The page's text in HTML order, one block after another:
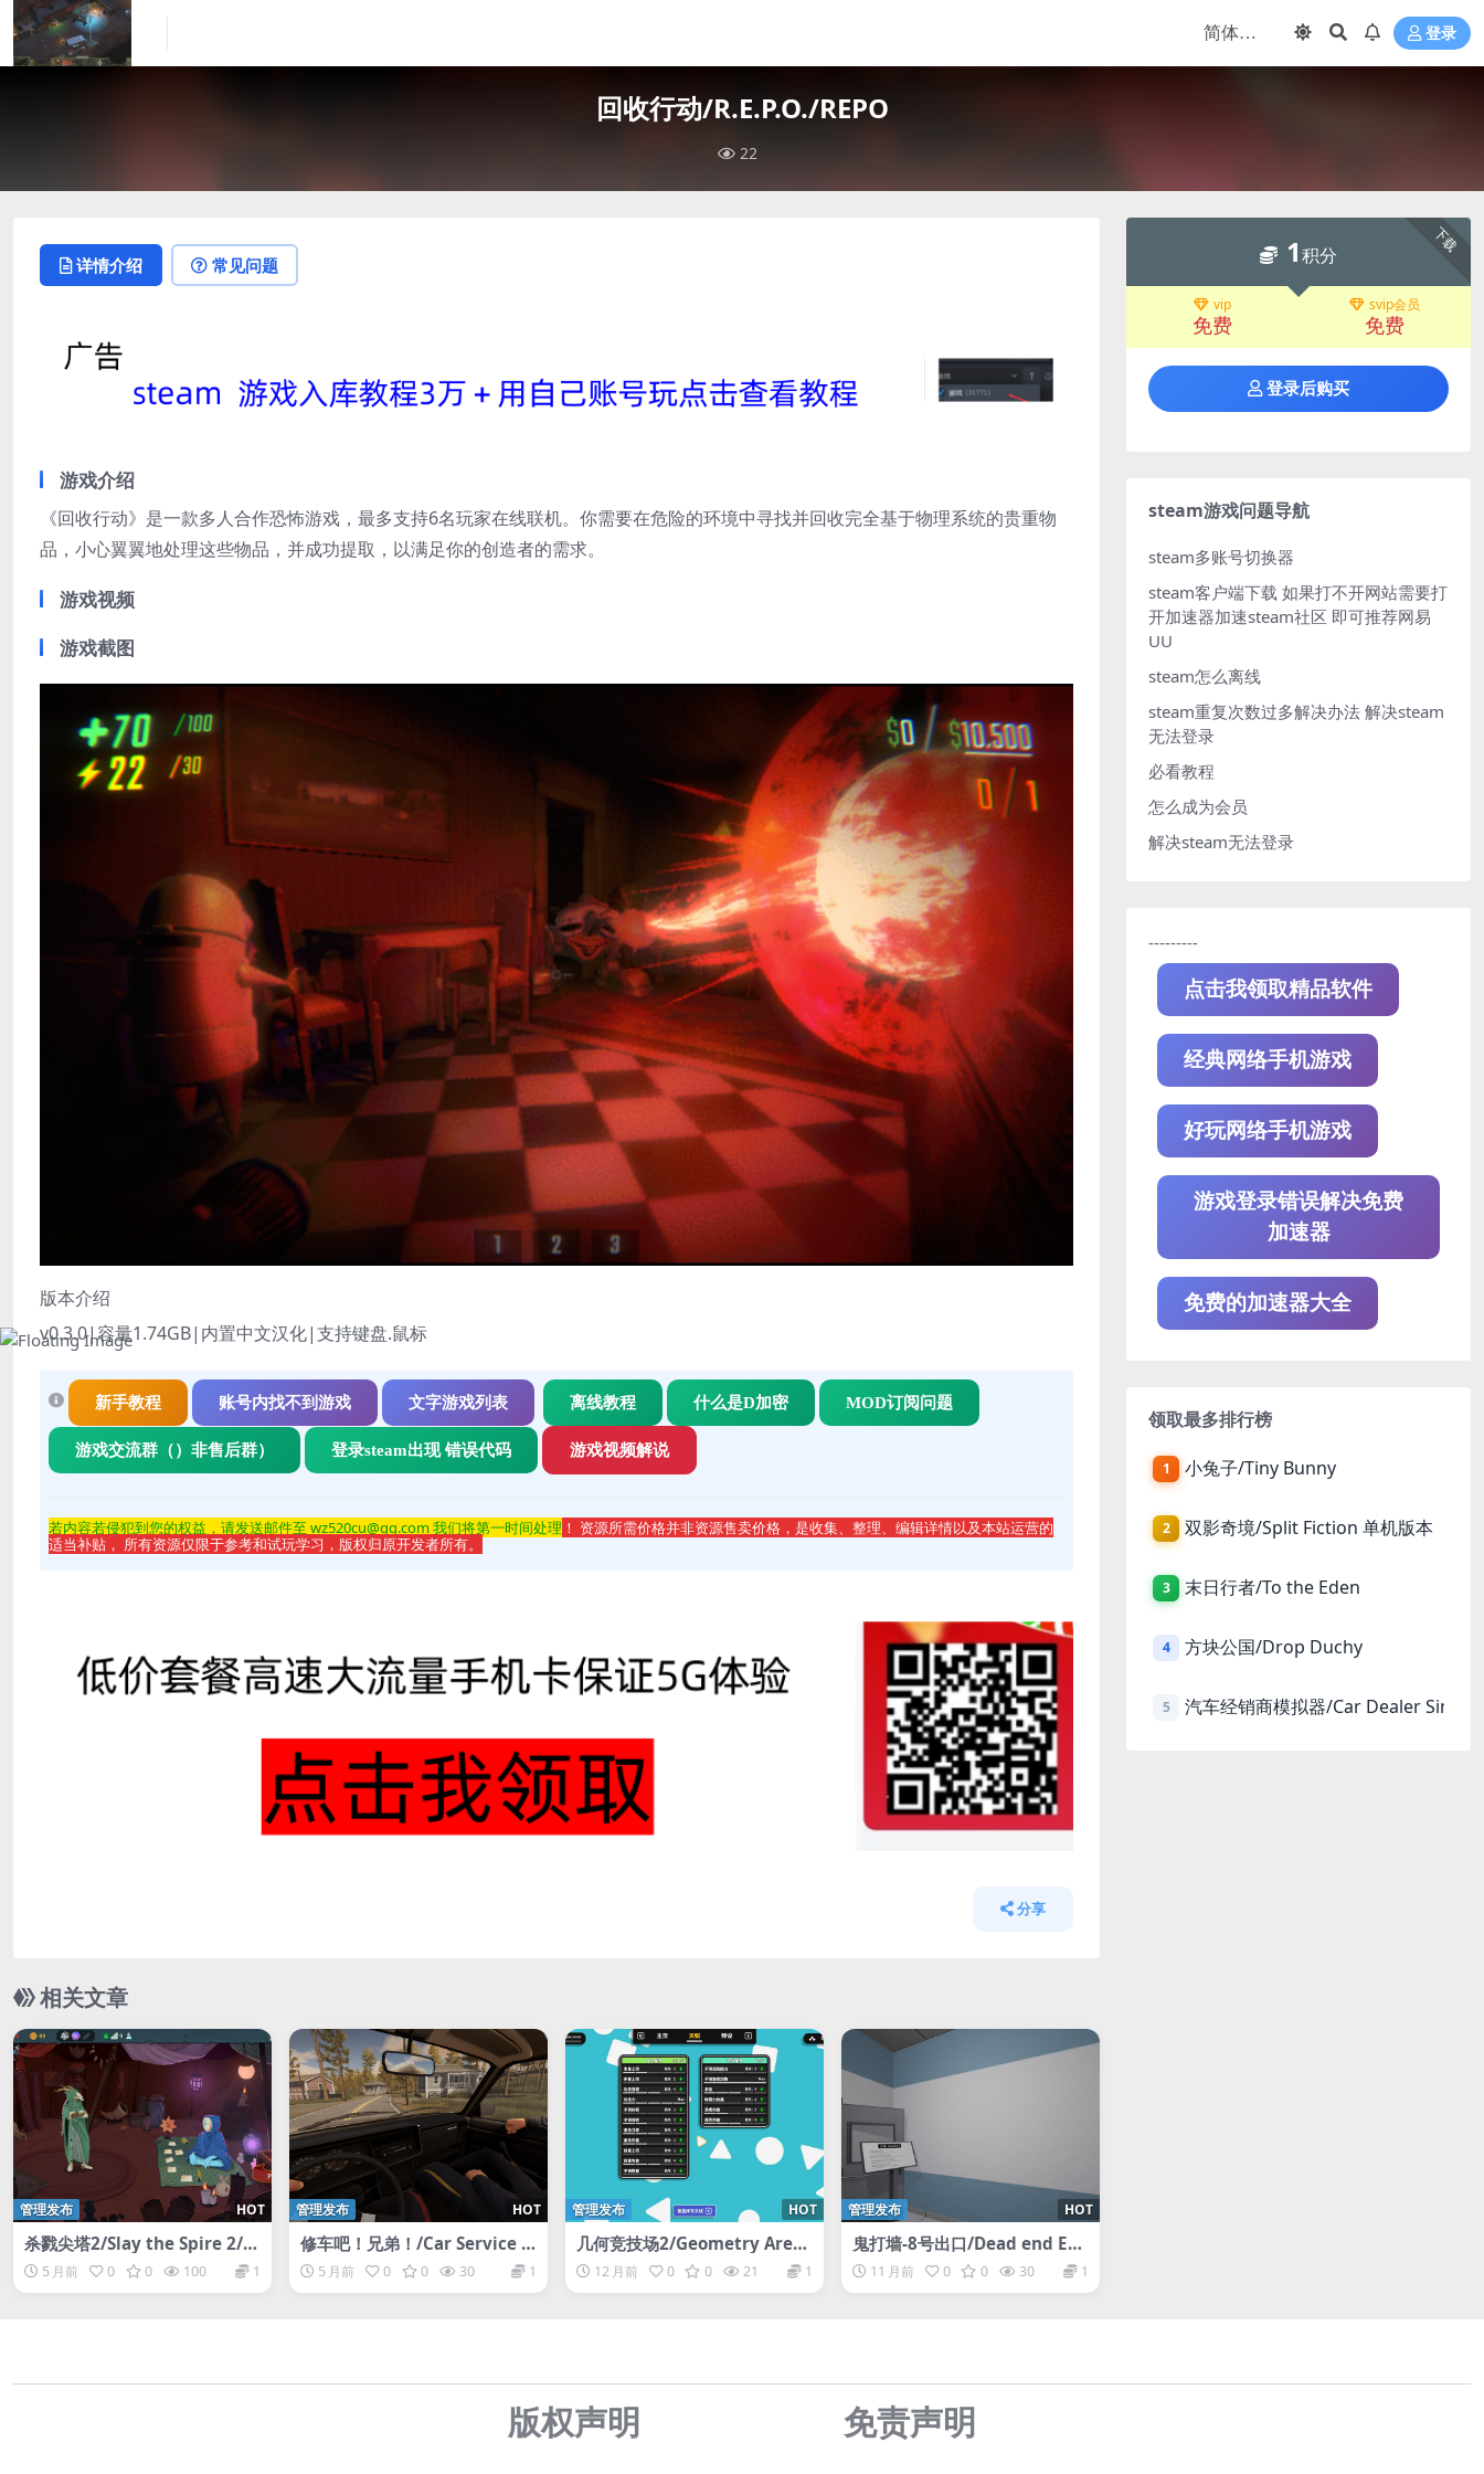
登录
回收行动/R.E.P.O./REPO
22
详情介绍 常见问题
游戏介绍
《回收行动》是一款多人合作恐怖游戏，最多支持6名玩家在线联机。你需要在危险的环境中寻找并回收完全基于物理系统的贵重物
品，小心翼翼地处理这些物品，并成功提取，以满足你的创造者的需求。
游戏视频
游戏截图
版本介绍
v0.3.0|容量1.74GB|内置中文汉化|支持键盘.鼠标
新手教程 账号内找不到游戏 文字游戏列表 离线教程 什么是D加密 MOD订阅问题
游戏交流群（）非售后群） 登录steam出现 错误代码 游戏视频解说
若内容若侵犯到您的权益，请发送邮件至 wz520cu@qq.com 我们将第一时间处理 ！ 资源所需价格并非资源售卖价格，是收集、整理、编辑详情以及本站运营的
适当补贴， 所有资源仅限于参考和试玩学习，版权归原开发者所有。
分享
相关文章
HOT
管理发布
杀戮尖塔2/Slay the Spire 2/支
持网络联机
5 月前 0 0 100 1
HOT
管理发布
修车吧！兄弟！/Car Service T
ogether/支持网络联机
5 月前 0 0 30 1
HOT
管理发布
几何竞技场2/Geometry Aren
a 212 月前 0 0 21 1
HOT
管理发布
鬼打墙-8号出口/Dead end Exi
t 811 月前 0 0 30 1
下载
1积分
vip
免费
svip会员
免费
登录后购买
steam游戏问题导航
steam多账号切换器
steam客户端下载 如果打不开网站需要打
开加速器加速steam社区 即可推荐网易
UU
steam怎么离线
steam重复次数过多解决办法 解决steam
无法登录
必看教程
怎么成为会员
解决steam无法登录
---------
点击我领取精品软件
经典网络手机游戏
好玩网络手机游戏
游戏登录错误解决免费
加速器
免费的加速器大全
领取最多排行榜
1 小兔子/Tiny Bunny
2 双影奇境/Split Fiction 单机版本
3 末日行者/To the Eden
4 方块公国/Drop Duchy
5 汽车经销商模拟器/Car Dealer
版权声明 免责声明